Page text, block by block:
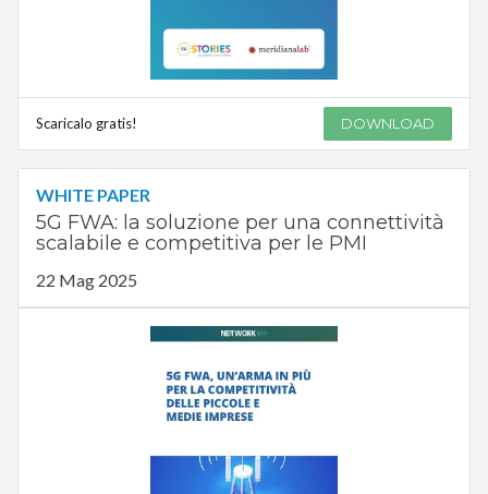
Scaricalo gratis! DOWNLOAD
WHITE PAPER
5G FWA: la soluzione per una connettività
scalabile e competitiva per le PMI
22 Mag 2025